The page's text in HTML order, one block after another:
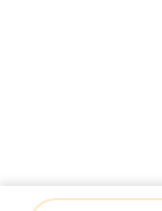
حقوق الطبع والنشر